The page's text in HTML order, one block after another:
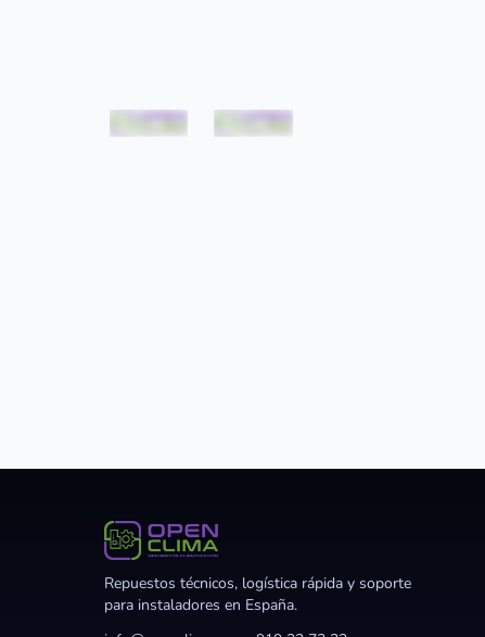
Repuestos técnicos, logística rápida y soporte
para instaladores en España.